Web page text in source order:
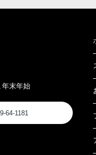
年末年始
64-1181